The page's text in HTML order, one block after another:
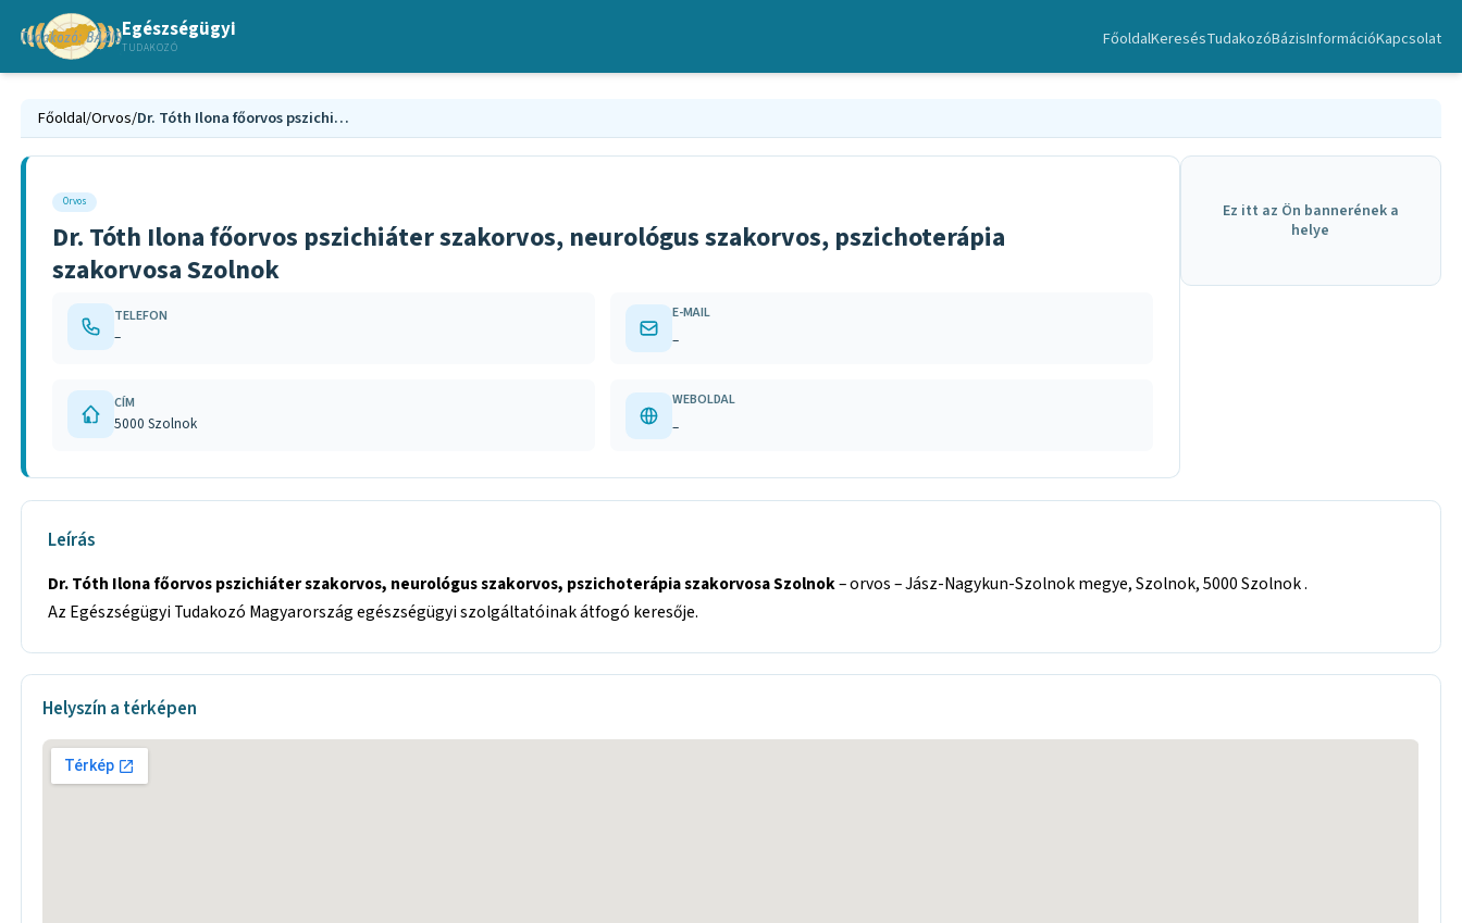
Egészségügyi
TUDAKOZÓ FőoldalKeresésTudakozóBázisInformációKapcsolat
Főoldal/Orvos/ Dr. Tóth Ilona főorvos pszichiáter szakorvos, neurológus szakorvos, pszichoterápia szakorvosa Szolnok
Orvos
Dr. Tóth Ilona főorvos pszichiáter szakorvos, neurológus szakorvos, pszichoterápia
szakorvosa Szolnok
TELEFON
–
E-MAIL
–
CÍM
5000 Szolnok
WEBOLDAL
–
Ez itt az Ön bannerének a
helye
Leírás
Dr. Tóth Ilona főorvos pszichiáter szakorvos, neurológus szakorvos, pszichoterápia szakorvosa Szolnok– orvos – Jász-Nagykun-Szolnok megye, Szolnok, 5000 Szolnok .
Az Egészségügyi Tudakozó Magyarország egészségügyi szolgáltatóinak átfogó keresője.
Helyszín a térképen